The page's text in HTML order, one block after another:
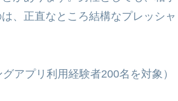
、正直なところ結構なプレッシャ
アプリ利用経験者200名を対象）